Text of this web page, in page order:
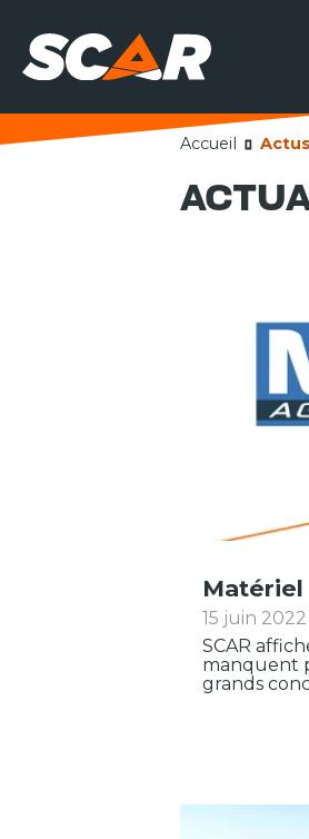
Accueil Actus
15 juin 2022
SCAR
manquent
grands